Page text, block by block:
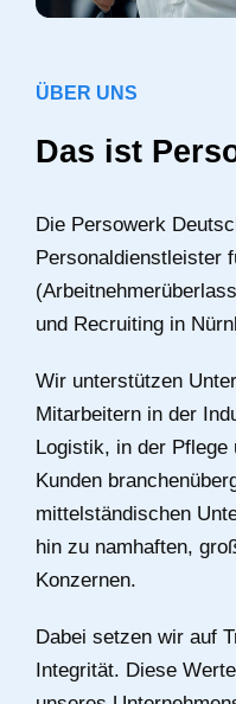
ÜBER UNS
Das ist
Die Persowerk
Personaldienstleister
und Recruiting in
Wir unterstützen
Mitarbeitern in der
Logistik, in der
Kunden
mittelständischen
hin zu namhaften,
Konzernen.
Dabei setzen wir auf
Integrität. Diese